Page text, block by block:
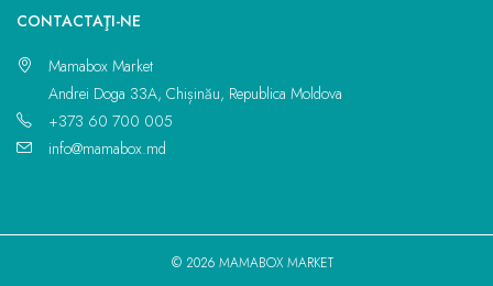
CONTACTAŢI-NE
Mamabox Market
Andrei Doga 33A, Chișinău, Republica Moldova
+373 60 700 005
info@mamabox.md
© 2026 MAMABOX MARKET